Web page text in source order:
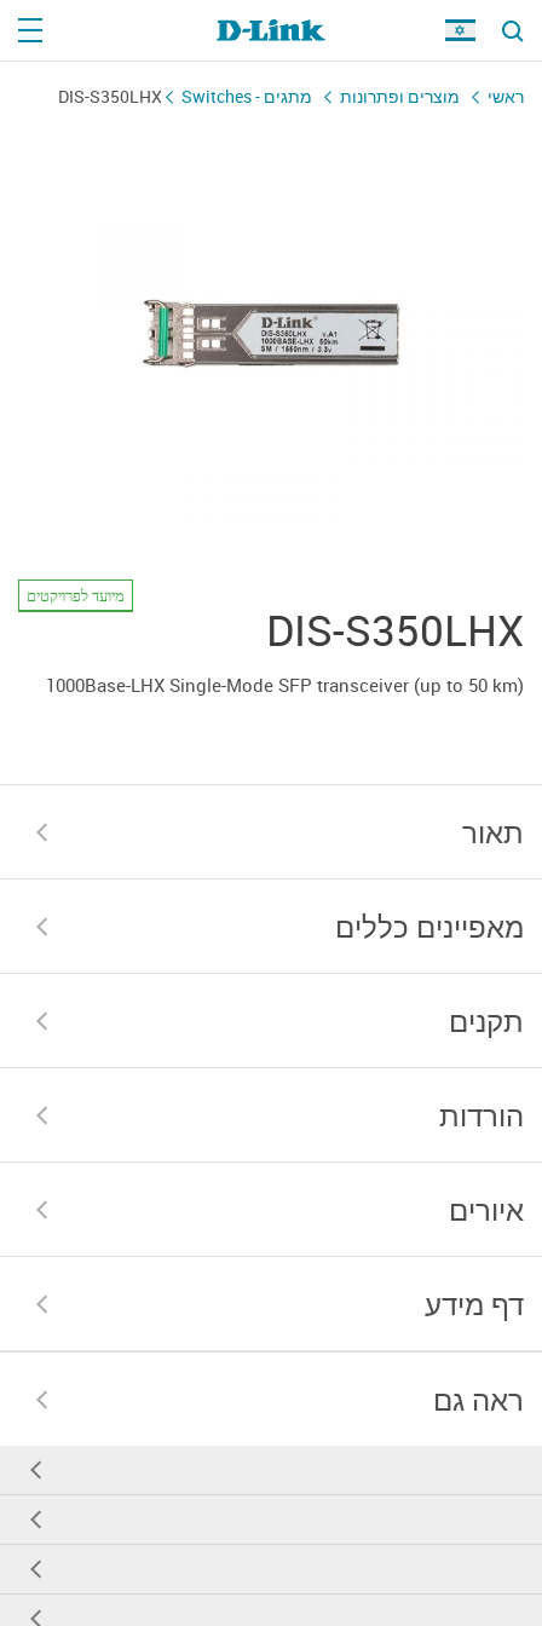
ראשי מוצרים ופתרונות מתגים - Switches DIS-S350LHX
DIS-S350LHX
מיועד לפרויקטים
1000Base-LHX Single-Mode SFP transceiver (up to 50 km)
תאור
מאפיינים כללים
תקנים
הורדות
איורים
דף מידע
ראה גם